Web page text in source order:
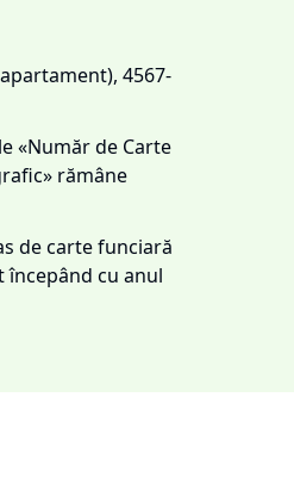
4567-
«Număr de Carte
rămâne
de carte funciară
cu anul